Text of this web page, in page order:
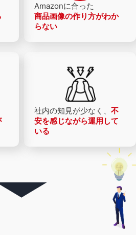
Amazonに合った
商品画像の作り方がわか
らない
社内の知見が少なく、 不
安を感じながら運用して
いる